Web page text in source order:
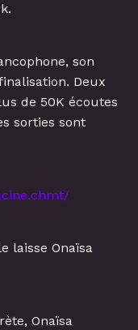
son
Deux
de 50K écoutes
sorties sont
laisse Onaïsa
Onaïsa